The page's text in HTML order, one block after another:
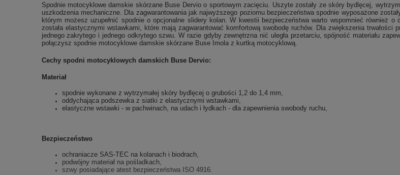
Spodnie motocyklowe damskie skórzane Buse Dervio o sportowym zacięciu. Uszyte zostały ze skóry bydlęcej,
uszkodzenia mechaniczne. Dla zagwarantowania jak najwyższego poziomu bezpieczeństwa spodnie wyposażone
którym możesz uzupełnić spodnie o opcjonalne slidery kolan. W kwestii bezpieczeństwa warto wspomnieć również o
została elastycznymi wstawkami, które mają zagwarantować komfortową swobodę ruchów. Dla zwiększenia
jednego zakrytego i jednego odkrytego szwu. W razie gdyby zewnętrzna nić uległa przetarciu, spójność materiału
połączysz spodnie motocyklowe damskie skórzane Buse Imola z kurtką motocyklową.
Cechy spodni motocyklowych damskich Buse Dervio:
Materiał
spodnie wykonane z wytrzymałej skóry bydlęcej o grubości 1,2 do 1,4 mm,
oddychająca podszewka z siatki z elastycznymi wstawkami,
elastyczne wstawki - w pachwinach, na udach i łydkach - dla zapewnienia swobody ruchu,
Bezpieczeństwo
ochraniacze SAS-TEC na kolanach i biodrach,
podwójny materiał na pośladkach,
szwy posiadające atest bezpieczeństwa ISO 4916.